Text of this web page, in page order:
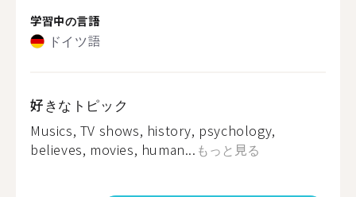
学習中の言語
ドイツ語
好きなトピック
Musics, TV shows, history, psychology,
believes, movies, human... もっと見る